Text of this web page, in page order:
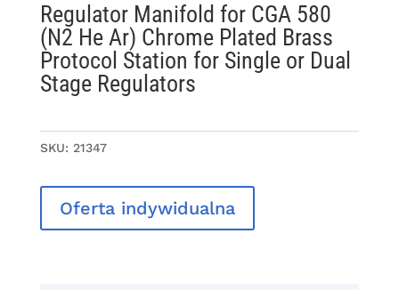
Regulator Manifold for CGA 580
(N2 He Ar) Chrome Plated Brass
Protocol Station for Single or Dual
Stage Regulators
SKU: 21347
Oferta indywidualna